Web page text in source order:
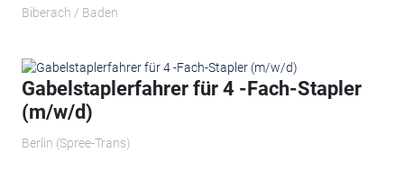
Biberach / Baden
Gabelstaplerfahrer für 4 -Fach-Stapler
(m/w/d)
Berlin (Spree-Trans)